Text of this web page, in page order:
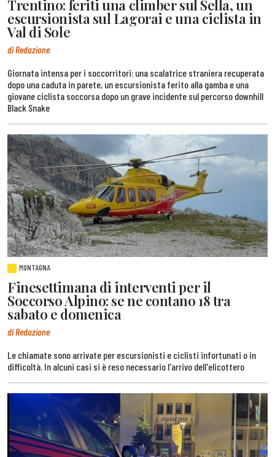
Trentino: feriti una climber sul Sella, un
escursionista sul Lagorai e una ciclista in
Val di Sole
di Redazione
Giornata intensa per i soccorritori: una scalatrice straniera recuperata
dopo una caduta in parete, un escursionista ferito alla gamba e una
giovane ciclista soccorsa dopo un grave incidente sul percorso downhill
Black Snake
MONTAGNA
Finesettimana di interventi per il
Soccorso Alpino: se ne contano 18 tra
sabato e domenica
di Redazione
Le chiamate sono arrivate per escursionisti e ciclisti infortunati o in
difficoltà. In alcuni casi si è reso necessario l'arrivo dell'elicottero